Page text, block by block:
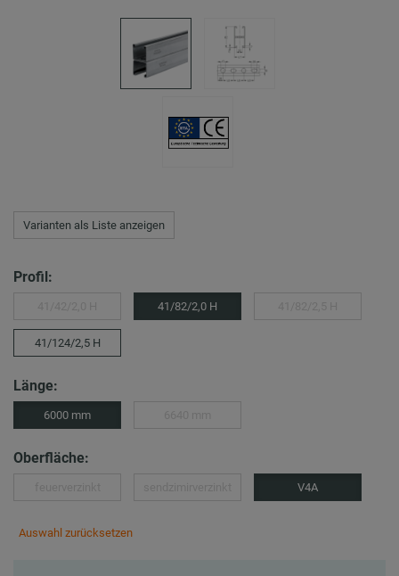
Varianten als Liste anzeigen
Profil:
41/82/2,0 H
41/124/2,5 H
Länge:
6000 mm
Oberfläche:
V4A
Auswahl zurücksetzen